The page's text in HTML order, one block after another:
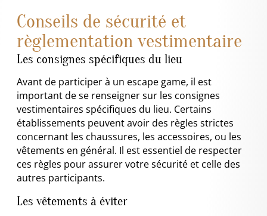
Conseils de sécurité et
règlementation vestimentaire
Les consignes spécifiques du lieu
Avant de participer à un escape game, il est
important de se renseigner sur les consignes
vestimentaires spécifiques du lieu. Certains
établissements peuvent avoir des règles strictes
concernant les chaussures, les accessoires, ou les
vêtements en général. Il est essentiel de respecter
ces règles pour assurer votre sécurité et celle des
autres participants.
Les vêtements à éviter